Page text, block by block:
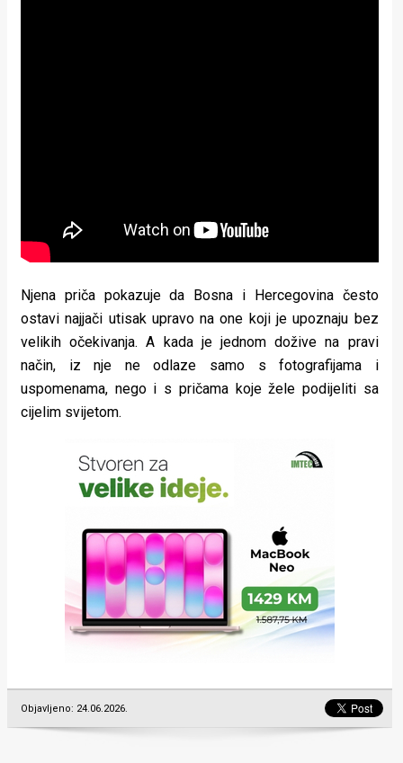
Njena priča pokazuje da Bosna i Hercegovina često
ostavi najjači utisak upravo na one koji je upoznaju bez
velikih očekivanja. A kada je jednom dožive na pravi
način, iz nje ne odlaze samo s fotografijama i
uspomenama, nego i s pričama koje žele podijeliti sa
cijelim svijetom.
Objavljeno: 24.06.2026.